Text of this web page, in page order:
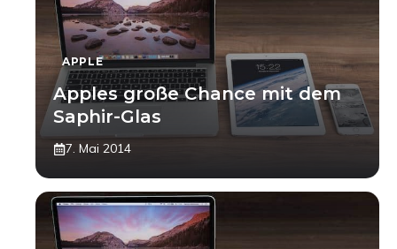
APPLE
Apples große Chance mit dem
Saphir-Glas
7. Mai 2014